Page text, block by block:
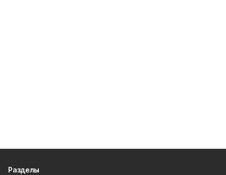
Разделы